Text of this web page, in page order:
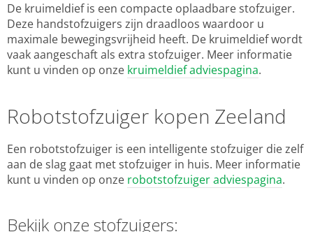
De kruimeldief is een compacte oplaadbare stofzuiger.
Deze handstofzuigers zijn draadloos waardoor u
maximale bewegingsvrijheid heeft. De kruimeldief wordt
vaak aangeschaft als extra stofzuiger. Meer informatie
kunt u vinden op onze kruimeldief adviespagina.
Robotstofzuiger kopen Zeeland
Een robotstofzuiger is een intelligente stofzuiger die zelf
aan de slag gaat met stofzuiger in huis. Meer informatie
kunt u vinden op onze robotstofzuiger adviespagina.
Bekijk onze stofzuigers: